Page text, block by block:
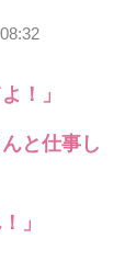
！」
と仕事し
」